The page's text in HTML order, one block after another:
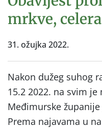
mrkve,
31. ožujka 2022.
Nakon dužeg suhog
15.2 2022. na svim
Međimurske
Prema najavama u